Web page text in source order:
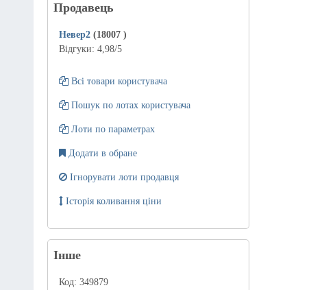
Продавець
Невер2 (18007 )
Відгуки: 4,98/5
Всі товари користувача
Пошук по лотах користувача
Лоти по параметрах
Додати в обране
Ігнорувати лоти продавця
Історія коливання ціни
Інше
Код: 349879